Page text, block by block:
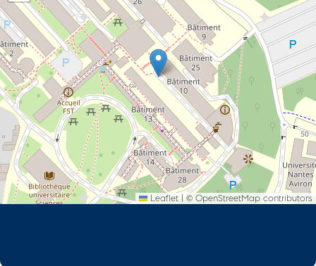
Leaflet © OpenStreetMap contributors